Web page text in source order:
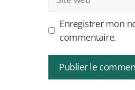
web
Enregistrer mon
commentaire.